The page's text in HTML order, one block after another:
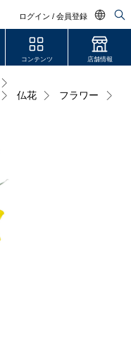
ログイン / 会員登録
日本語
中文简体
コンテンツ 店舗情報
仏花
フラワー